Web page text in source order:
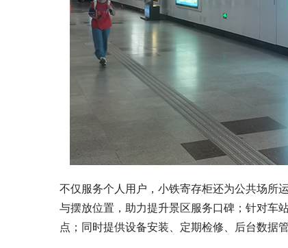
不仅服务个人用户，小铁寄存柜还为公共场所
与摆放位置，助力提升景区服务口碑；针对车
点；同时提供设备安装、定期检修、后台数据